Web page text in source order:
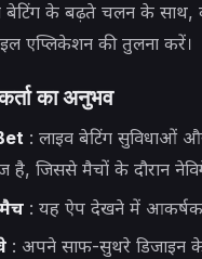
बेटिंग के बढ़ते चलन के साथ,
एप्लिकेशन की तुलना करें।
का अनुभव
: लाइव बेटिंग सुविधाओं
है, जिससे मैचों के दौरान
: यह ऐप देखने में आकर्षक है,
: अपने साफ-सुथरे डिजाइन के